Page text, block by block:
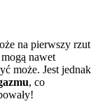
na pierwszy rzut
nawet
może. Jest jednak
, co